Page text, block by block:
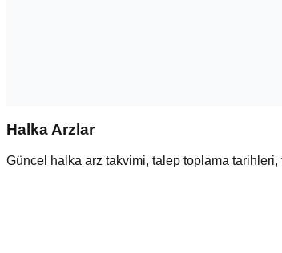
Halka Arzlar
Güncel halka arz takvimi, talep toplama